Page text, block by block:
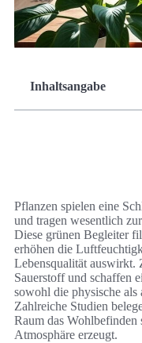
Inhaltsangabe
Pflanzen spielen eine
und tragen wesentlich
Diese grünen Begleiter
erhöhen die
Lebensqualität auswirkt.
Sauerstoff und schaffen
sowohl die physische als
Zahlreiche Studien
Raum das Wohlbefinden
Atmosphäre erzeugt.